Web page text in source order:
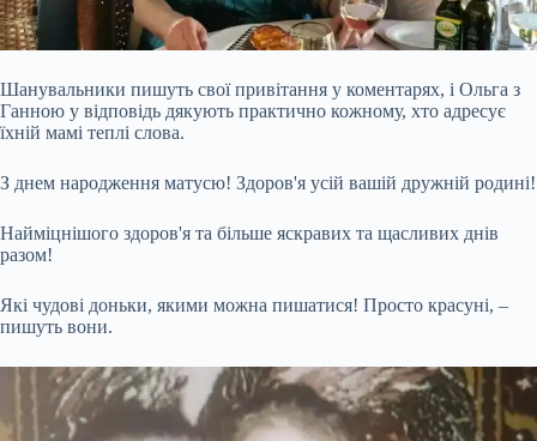
Шанувальники пишуть свої привітання у коментарях, і Ольга з
Ганною у відповідь дякують практично кожному, хто адресує
їхній мамі теплі слова.
З днем народження матусю! Здоров'я усій вашій дружній родині!
Найміцнішого здоров'я та більше яскравих та щасливих днів
разом!
Які чудові доньки, якими можна пишатися! Просто красуні, –
пишуть вони.